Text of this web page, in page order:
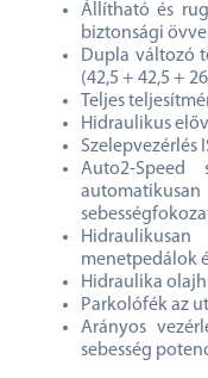
Állítható és
biztonsági övvel
Dupla változó
(42,5 + 42,5 +
Teljes
Hidraulikus
Szelepvezérlés
Auto2-Speed
menetpedálok
Hidraulika
Parkolófék az
Arányos
sebesség